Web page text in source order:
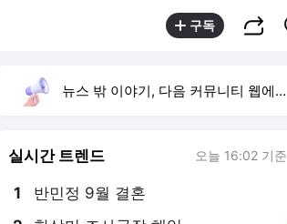
구독
뉴스 밖 이야기, 다음 커뮤니티 웹에서 보기
실시간 트렌드 오늘 16:02 기준
1 반민정 9월 결혼